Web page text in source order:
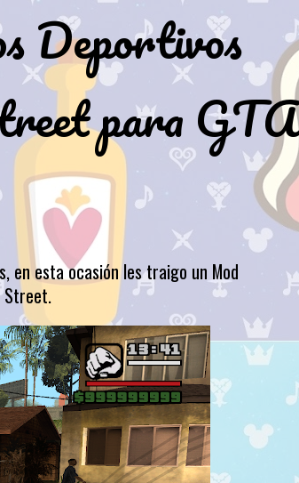
Deportivos
para GTA
en esta ocasión les traigo un Mod
Street.